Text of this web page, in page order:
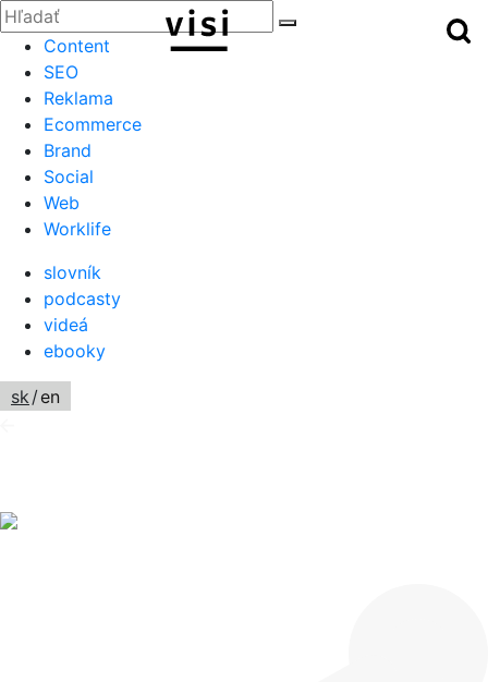
Zatvoriť
Hľadať:
Menu
Content
SEO
Reklama
Ecommerce
Brand
Social
Web
Worklife
slovník
podcasty
videá
ebooky
sk/en